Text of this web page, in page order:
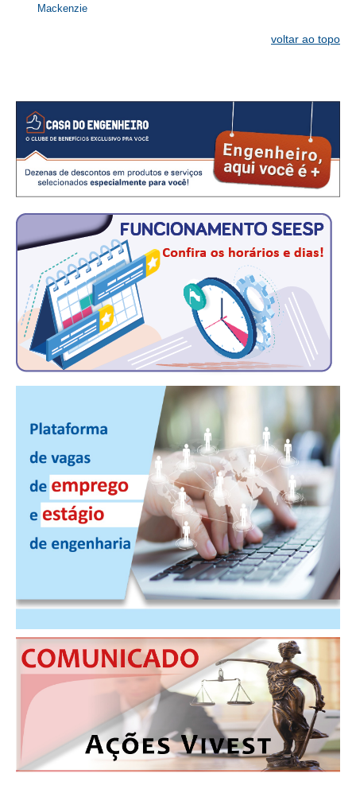
CONTATO
CURSOS
ENGENHEIRO EMPREENDEDOR
SEESP EDUCAÇÃO
PLATAFORMAS GRATUITAS
BENEFÍCIOS
APOSENTADORIA
CONVÊNIOS
PLANO DE SAÚDE
CAMPANHAS SALARIAIS
COMUNICAÇÃO
PALAVRA DO MURILO
CONTEÚDO ESPECIAL
JORNAL DO ENGENHEIRO
AGENDA
SEESP NOTÍCIAS
NOTÍCIAS NO WHATSAPP
FOTOS
Mackenzie
voltar ao topo